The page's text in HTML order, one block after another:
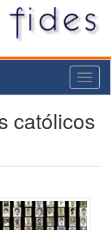
católicos